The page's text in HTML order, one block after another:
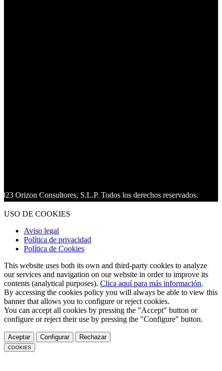
Consultores, S.L.P. Todos los derechos reservados.
USO DE COOKIES
Aviso legal
Política de privacidad
Política de Cookies
This website uses both its own and third-party cookies to analyze
our services and navigation on our website in order to improve its
contents (analytical purposes). Clica aquí para más información.
By accessing the cookies policy you will always be able to view this
banner that allows you to configure or reject cookies.
You can accept all cookies by pressing the "Accept" button or
configure or reject their use by pressing the "Configure" button.
Aceptar Configurar Rechazar
COOKIES